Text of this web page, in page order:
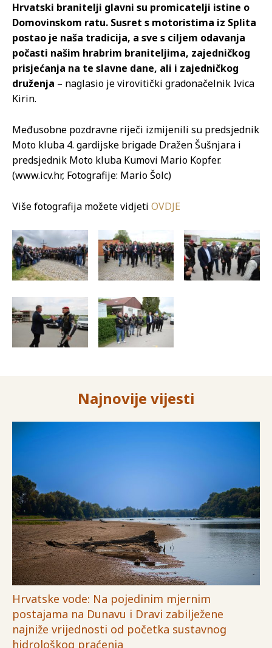
Hrvatski branitelji glavni su promicatelji istine o
Domovinskom ratu. Susret s motoristima iz Splita
postao je naša tradicija, a sve s ciljem odavanja
počasti našim hrabrim braniteljima, zajedničkog
prisjećanja na te slavne dane, ali i zajedničkog
druženja – naglasio je virovitički gradonačelnik Ivica
Kirin.
Međusobne pozdravne riječi izmijenili su predsjednik
Moto kluba 4. gardijske brigade Dražen Šušnjara i
predsjednik Moto kluba Kumovi Mario Kopfer.
(www.icv.hr, Fotografije: Mario Šolc)
Više fotografija možete vidjeti OVDJE
Najnovije vijesti
Hrvatske vode: Na pojedinim mjernim
postajama na Dunavu i Dravi zabilježene
najniže vrijednosti od početka sustavnog
hidrološkog praćenja